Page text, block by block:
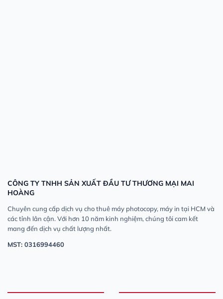
CÔNG TY TNHH SẢN XUẤT ĐẦU TƯ THƯƠNG MẠI MAI
HOÀNG
Chuyên cung cấp dịch vụ cho thuê máy photocopy, máy in tại HCM và
các tỉnh lân cận. Với hơn 10 năm kinh nghiệm, chúng tôi cam kết
mang đến dịch vụ chất lượng nhất.
MST: 0316994460